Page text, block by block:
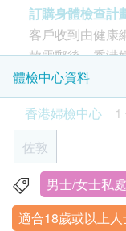
柏氏子宮頸液
2 基本項目
基本健康評估
量度身高
體重
脈搏
血壓
身體重量比數
包括子宮頸檢
世衛指出全
會新一代社
不在。它的存
全面性傳染
性生活的女
乙型肝炎表
體1&2,P24抗
症指標等。
訂購身體檢查計
客戶收到由健康
款電郵後，香港
間內，致電客戶
可在訂單確認
2155 4209)。
年齡
一般健康檢查計
測試適合5歲或
體檢中心資料
香港婦檢中心
佐敦
九龍佐敦彌敦道
顯示地圖
男士/女士私
適合18歲或以上人